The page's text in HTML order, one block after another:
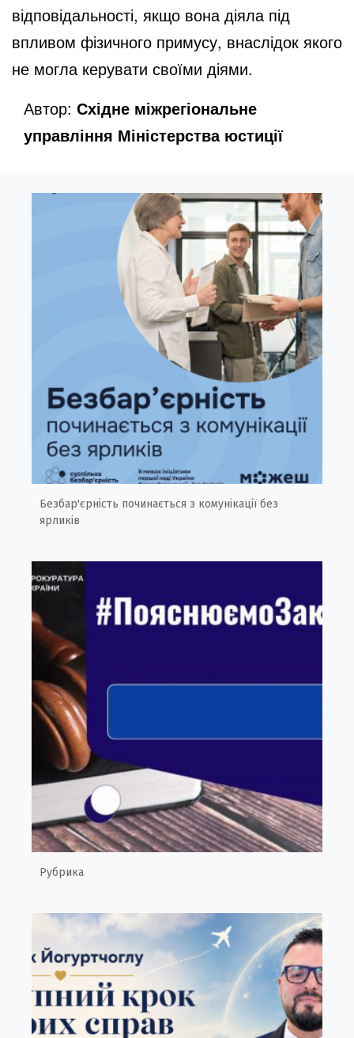
відповідальності, якщо вона діяла під
впливом фізичного примусу, внаслідок якого
не могла керувати своїми діями.
Автор: Східне міжрегіональне
управління Міністерства юстиції
Безбар'єрність починається з комунікації без
ярликів
Рубрика